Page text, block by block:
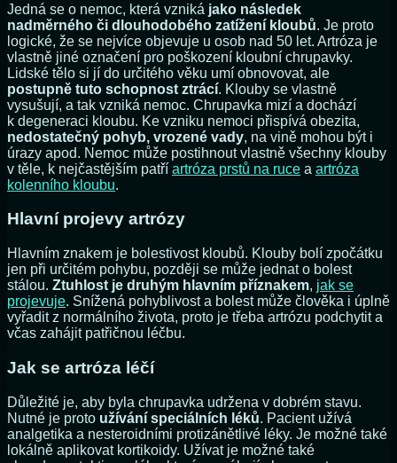
Jedná se o nemoc, která vzniká jako následek
nadměrného či dlouhodobého zatížení kloubů. Je proto
logické, že se nejvíce objevuje u osob nad 50 let. Artróza je
vlastně jiné označení pro poškození kloubní chrupavky.
Lidské tělo si jí do určitého věku umí obnovovat, ale
postupně tuto schopnost ztrácí. Klouby se vlastně
vysušují, a tak vzniká nemoc. Chrupavka mizí a dochází
k degeneraci kloubu. Ke vzniku nemoci přispívá obezita,
nedostatečný pohyb, vrozené vady, na vině mohou být i
úrazy apod. Nemoc může postihnout vlastně všechny klouby
v těle, k nejčastějším patří artróza prstů na ruce a artróza
kolenního kloubu.
Hlavní projevy artrózy
Hlavním znakem je bolestivost kloubů. Klouby bolí zpočátku
jen při určitém pohybu, později se může jednat o bolest
stálou. Ztuhlost je druhým hlavním příznakem, jak se
projevuje. Snížená pohyblivost a bolest může člověka i úplně
vyřadit z normálního života, proto je třeba artrózu podchytit a
včas zahájit patřičnou léčbu.
Jak se artróza léčí
Důležité je, aby byla chrupavka udržena v dobrém stavu.
Nutné je proto užívání speciálních léků. Pacient užívá
analgetika a nesteroidními protizánětlivé léky. Je možné také
lokálně aplikovat kortikoidy. Užívat je možné také